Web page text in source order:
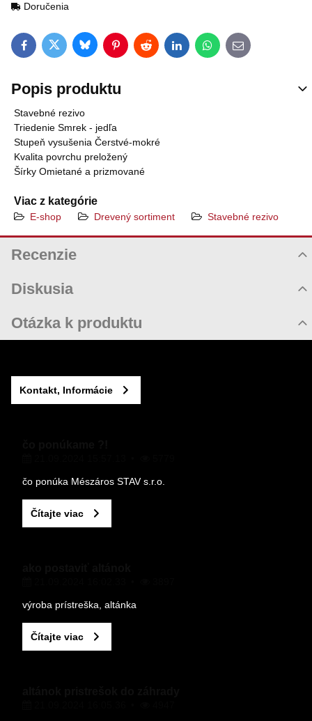
Doručenia
FacebookTwitterBlueskyPinterestRedditLinkedInWhatsApp
E-mail
Popis produktu
Stavebné rezivo
Triedenie Smrek - jedľa
Stupeň vysušenia Čerstvé-mokré
Kvalita povrchu preložený
Šírky Omietané a prizmované
Viac z kategórie
E-shop Drevený sortiment Stavebné rezivo
Recenzie
Diskusia
Zatiaľ nie sú žiadne komentáre! Buďte prvý!
Otázka k produktu
Kontakt, Informácie
čo ponúka Mészáros STAV s.r.o.
Čítajte viac
výroba prístreška, altánka
Čítajte viac